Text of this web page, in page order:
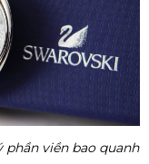
viền bao quanh